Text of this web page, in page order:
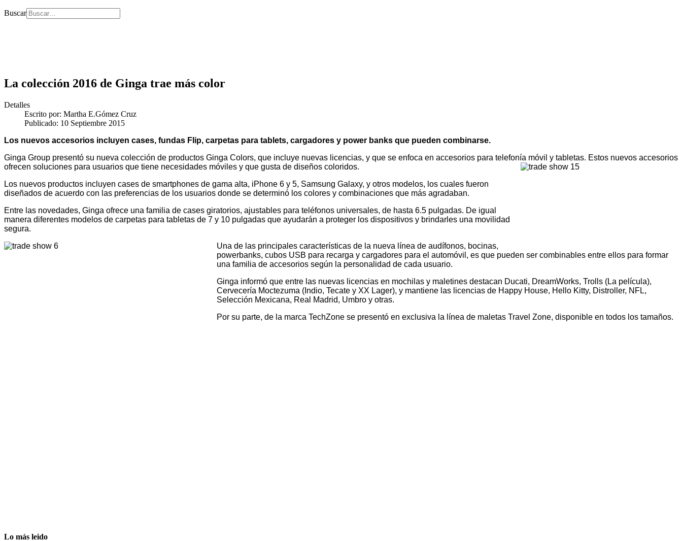
Buscar
La colección 2016 de Ginga trae más color
Detalles
Escrito por: Martha E.Gómez Cruz
Publicado: 10 Septiembre 2015
Los nuevos accesorios incluyen cases, fundas Flip, carpetas para tablets, cargadores y power banks que pueden combinarse.
Ginga Group presentó su nueva colección de productos Ginga Colors, que incluye nuevas licencias, y que se enfoca en accesorios para telefonía móvil y tabletas. Estos nuevos accesorios
ofrecen soluciones para usuarios que tiene necesidades móviles y que gusta de diseños coloridos.
Los nuevos productos incluyen cases de smartphones de gama alta, iPhone 6 y 5, Samsung Galaxy, y otros modelos, los cuales fueron
diseñados de acuerdo con las preferencias de los usuarios donde se determinó los colores y combinaciones que más agradaban.
Entre las novedades, Ginga ofrece una familia de cases giratorios, ajustables para teléfonos universales, de hasta 6.5 pulgadas. De igual
manera diferentes modelos de carpetas para tabletas de 7 y 10 pulgadas que ayudarán a proteger los dispositivos y brindarles una movilidad
segura.
Una de las principales características de la nueva línea de audífonos, bocinas,
powerbanks, cubos USB para recarga y cargadores para el automóvil, es que pueden ser combinables entre ellos para formar
una familia de accesorios según la personalidad de cada usuario.
Ginga informó que entre las nuevas licencias en mochilas y maletines destacan Ducati, DreamWorks, Trolls (La película),
Cervecería Moctezuma (Indio, Tecate y XX Lager), y mantiene las licencias de Happy House, Hello Kitty, Distroller, NFL,
Selección Mexicana, Real Madrid, Umbro y otras.
Por su parte, de la marca TechZone se presentó en exclusiva la línea de maletas Travel Zone, disponible en todos los tamaños.
Lo más leido